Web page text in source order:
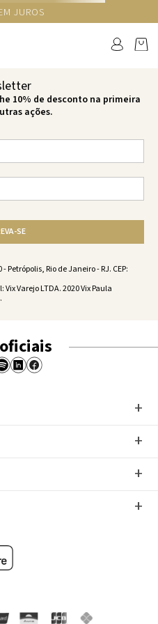
COM O CUPOM NEWS10
resultados para:
lazuli-lazuli-
2229'